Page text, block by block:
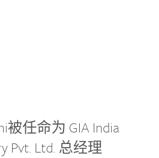
被任命为 GIA India
Pvt. Ltd. 总经理